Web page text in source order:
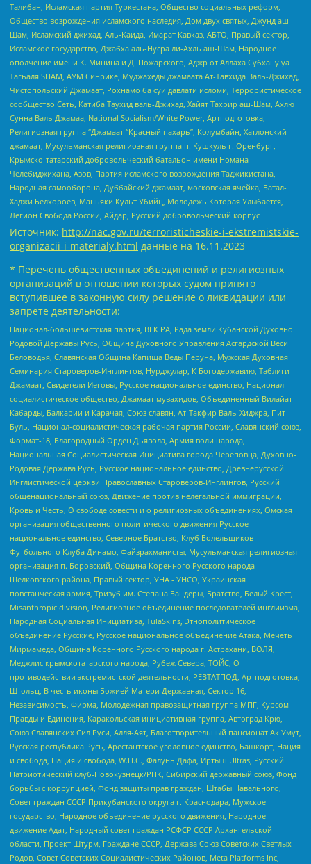
Талибан, Исламская партия Туркестана, Общество социальных реформ,
Общество возрождения исламского наследия, Дом двух святых, Джунд аш-
Шам, Исламский джихад, Аль-Каида, Имарат Кавказ, АБТО, Правый сектор,
Исламское государство, Джабха аль-Нусра ли-Ахль аш-Шам, Народное
ополчение имени К. Минина и Д. Пожарского, Аджр от Аллаха Субхану уа
Тагьаля SHAM, АУМ Синрике, Муджахеды джамаата Ат-Тавхида Валь-Джихад,
Чистопольский Джамаат, Рохнамо ба суи давлати исломи, Террористическое
сообщество Сеть, Катиба Таухид валь-Джихад, Хайят Тахрир аш-Шам, Ахлю
Сунна Валь Джамаа, National Socialism/White Power, Артподготовка,
Религиозная группа “Джамаат “Красный пахарь”, Колумбайн, Хатлонский
джамаат, Мусульманская религиозная группа п. Кушкуль г. Оренбург,
Крымско-татарский добровольческий батальон имени Номана
Челебиджихана, Азов, Партия исламского возрождения Таджикистана,
Народная самооборона, Дуббайский джамаат, московская ячейка, Батал-
Хаджи Белхороев, Маньяки Культ Убийц, Молодёжь Которая Улыбается,
Легион Свобода России, Айдар, Русский добровольческий корпус
Источник: http://nac.gov.ru/terroristicheskie-i-ekstremistskie-
organizacii-i-materialy.html данные на 16.11.2023
* Перечень общественных объединений и религиозных
организаций в отношении которых судом принято
вступившее в законную силу решение о ликвидации или
запрете деятельности:
Национал-большевистская партия, ВЕК РА, Рада земли Кубанской Духовно
Родовой Державы Русь, Община Духовного Управления Асгардской Веси
Беловодья, Славянская Община Капища Веды Перуна, Мужская Духовная
Семинария Староверов-Инглингов, Нурджулар, К Богодержавию, Таблиги
Джамаат, Свидетели Иеговы, Русское национальное единство, Национал-
социалистическое общество, Джамаат мувахидов, Объединенный Вилайат
Кабарды, Балкарии и Карачая, Союз славян, Ат-Такфир Валь-Хиджра, Пит
Буль, Национал-социалистическая рабочая партия России, Славянский союз,
Формат-18, Благородный Орден Дьявола, Армия воли народа,
Национальная Социалистическая Инициатива города Череповца, Духовно-
Родовая Держава Русь, Русское национальное единство, Древнерусской
Инглистической церкви Православных Староверов-Инглингов, Русский
общенациональный союз, Движение против нелегальной иммиграции,
Кровь и Честь, О свободе совести и о религиозных объединениях, Омская
организация общественного политического движения Русское
национальное единство, Северное Братство, Клуб Болельщиков
Футбольного Клуба Динамо, Файзрахманисты, Мусульманская религиозная
организация п. Боровский, Община Коренного Русского народа
Щелковского района, Правый сектор, УНА - УНСО, Украинская
повстанческая армия, Тризуб им. Степана Бандеры, Братство, Белый Крест,
Misanthropic division, Религиозное объединение последователей инглиизма,
Народная Социальная Инициатива, TulaSkins, Этнополитическое
объединение Русские, Русское национальное объединение Атака, Мечеть
Мирмамеда, Община Коренного Русского народа г. Астрахани, ВОЛЯ,
Меджлис крымскотатарского народа, Рубеж Севера, ТОЙС, О
противодействии экстремистской деятельности, РЕВТАТПОД, Артподготовка,
Штольц, В честь иконы Божией Матери Державная, Сектор 16,
Независимость, Фирма, Молодежная правозащитная группа МПГ, Курсом
Правды и Единения, Каракольская инициативная группа, Автоград Крю,
Союз Славянских Сил Руси, Алля-Аят, Благотворительный пансионат Ак Умут,
Русская республика Русь, Арестантское уголовное единство, Башкорт, Нация
и свобода, Нация и свобода, W.H.С., Фалунь Дафа, Иртыш Ultras, Русский
Патриотический клуб-Новокузнецк/РПК, Сибирский державный союз, Фонд
борьбы с коррупцией, Фонд защиты прав граждан, Штабы Навального,
Совет граждан СССР Прикубанского округа г. Краснодара, Мужское
государство, Народное объединение русского движения, Народное
движение Адат, Народный совет граждан РСФСР СССР Архангельской
области, Проект Штурм, Граждане СССР, Держава Союз Советских Светлых
Родов, Совет Советских Социалистических Районов, Meta Platforms Inc,